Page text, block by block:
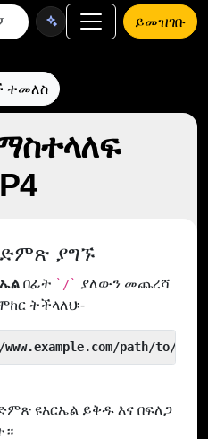
ይመዝገቡ
ተመለስ
ያግኙ
በፊት `/` ያለውን መጨረሻ
ትችላለህ፡-
path/to/
ዩአርኤል ይቅዱ እና በፍለጋ